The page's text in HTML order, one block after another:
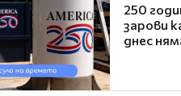
250
зарови
днес